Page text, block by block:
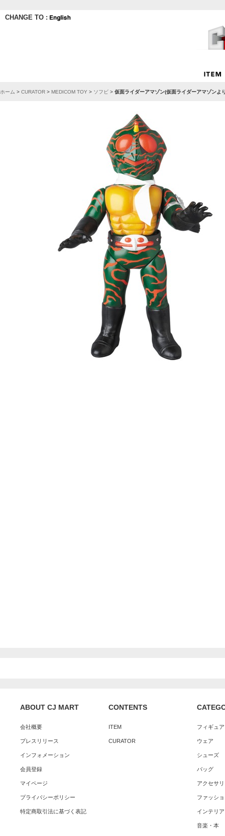
CHANGE TO :
ホーム > CURATOR > MEDICOM TOY > ソフビ > 仮面ライダーアマゾン(仮面ライダーアマゾンよ
ABOUT CJ MART
会社概要
プレスリリース
インフォメーション
会員登録
マイページ
プライバシーポリシー
特定商取引法に基づく表記
CONTENTS
ITEM
CURATOR
フィギュ
ウェア
シューズ
バッグ
アクセサ
ファッシ
インテリア
音楽・本